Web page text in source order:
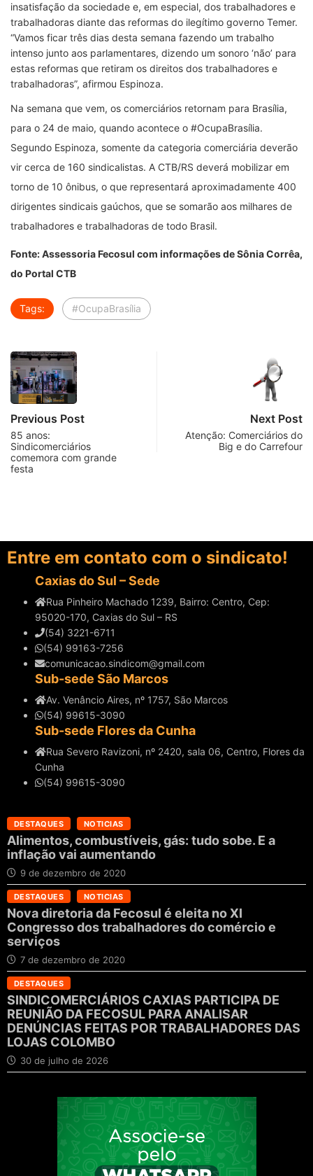
insatisfação da sociedade e, em especial, dos trabalhadores e
trabalhadoras diante das reformas do ilegítimo governo Temer.
“Vamos ficar três dias desta semana fazendo um trabalho
intenso junto aos parlamentares, dizendo um sonoro ‘não’ para
estas reformas que retiram os direitos dos trabalhadores e
trabalhadoras”, afirmou Espinoza.
Na semana que vem, os comerciários retornam para Brasília,
para o 24 de maio, quando acontece o #OcupaBrasília.
Segundo Espinoza, somente da categoria comerciária deverão
vir cerca de 160 sindicalistas. A CTB/RS deverá mobilizar em
torno de 10 ônibus, o que representará aproximadamente 400
dirigentes sindicais gaúchos, que se somarão aos milhares de
trabalhadores e trabalhadoras de todo Brasil.
Fonte: Assessoria Fecosul com informações de Sônia Corrêa,
do Portal CTB
Tags: #OcupaBrasília
Previous Post
85 anos:
Sindicomerciários
comemora com grande
festa
Next Post
Atenção: Comerciários do
Big e do Carrefour
Entre em contato com o sindicato!
Caxias do Sul – Sede
Rua Pinheiro Machado 1239, Bairro: Centro, Cep:
95020-170, Caxias do Sul – RS
(54) 3221-6711
(54) 99163-7256
comunicacao.sindicom@gmail.com
Sub-sede São Marcos
Av. Venâncio Aires, nº 1757, São Marcos
(54) 99615-3090
Sub-sede Flores da Cunha
Rua Severo Ravizoni, nº 2420, sala 06, Centro, Flores da
Cunha
(54) 99615-3090
DESTAQUES NOTICIAS
Alimentos, combustíveis, gás: tudo sobe. E a
inflação vai aumentando
9 de dezembro de 2020
DESTAQUES NOTICIAS
Nova diretoria da Fecosul é eleita no XI
Congresso dos trabalhadores do comércio e
serviços
7 de dezembro de 2020
DESTAQUES
SINDICOMERCIÁRIOS CAXIAS PARTICIPA DE
REUNIÃO DA FECOSUL PARA ANALISAR
DENÚNCIAS FEITAS POR TRABALHADORES DAS
LOJAS COLOMBO
30 de julho de 2026